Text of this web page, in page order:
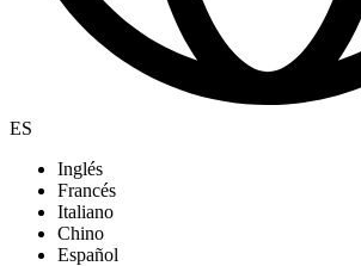
ES
Inglés
Francés
Italiano
Chino
Español